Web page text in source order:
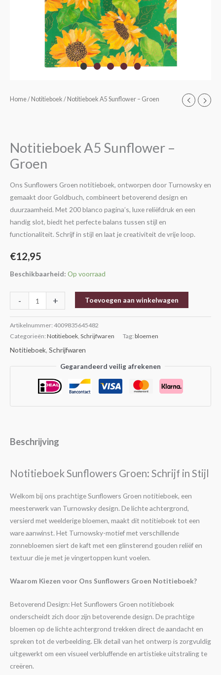
Home/ Notitieboek / Notitieboek A5 Sunflower – Groen
Notitieboek A5 Sunflower –
Groen
Ons Sunflowers Groen notitieboek, ontworpen door Turnowsky en
gemaakt door Goldbuch, combineert betoverend design en
duurzaamheid. Met 200 blanco pagina’s, luxe reliëfdruk en een
handig slot, biedt het perfecte balans tussen stijl en
functionaliteit. Schrijf in stijl en laat je creativiteit de vrije loop.
€12,95
Beschikbaarheid: Op voorraad
-
Notitieboek
Groen
aantal
+ Toevoegen aan winkelwagen
Artikelnummer: 4009835645482
Categorieën: Notitieboek, Schrijfwaren Tag: bloemen
Notitieboek, Schrijfwaren
Gegarandeerd veilig afrekenen
Beschrijving
Notitieboek Sunflowers Groen: Schrijf in Stijl
Welkom bij ons prachtige Sunflowers Groen notitieboek, een
meesterwerk van Turnowsky design. De lichte achtergrond,
versierd met weelderige bloemen, maakt dit notitieboek tot een
ware aanwinst. Het Turnowsky-motief met verschillende
zonnebloemen siert de kaft met een glinsterend gouden reliëf en
textuur die je met je vingertoppen kunt voelen.
Waarom Kiezen voor Ons Sunflowers Groen Notitieboek?
Betoverend Design: Het Sunflowers Groen notitieboek
onderscheidt zich door zijn betoverende design. De prachtige
bloemen op de lichte achtergrond trekken direct de aandacht en
spreken tot de verbeelding. Elk detail van het ontwerp is zorgvuldig
uitgewerkt om een visueel verbluffende en artistieke uitstraling te
creëren.